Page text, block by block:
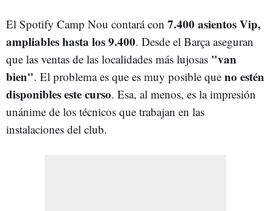
El Spotify Camp Nou contará con 7.400 asientos Vip,
ampliables hasta los 9.400. Desde el Barça aseguran
que las ventas de las localidades más lujosas "van
bien". El problema es que es muy posible que no estén
disponibles este curso. Esa, al menos, es la impresión
unánime de los técnicos que trabajan en las
instalaciones del club.